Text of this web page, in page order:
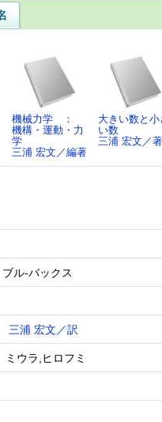
機械力学 ：
機構・運動・力
学
三浦 宏文／編著
大きい数と小
い数
三浦 宏文／著
ブル-バックス
三浦 宏文／訳
ウラ,ヒロフミ